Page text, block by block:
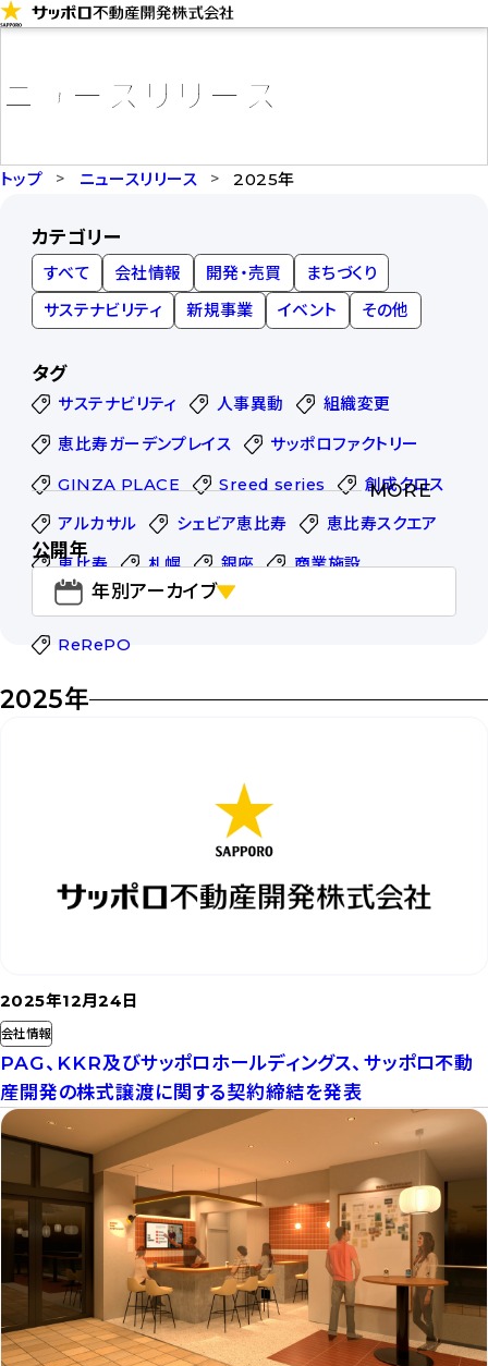
コ
に
ニュースリリース
トップ ニュースリリース 2025年
カテゴリー
すべて 会社情報 開発・売買
まちづくり
サステナビリティ
新規事業 イベント その他
タグ
サステナビリティ 人事異動 組織変更
恵比寿ガーデンプレイス サッポロファクトリー
GINZA PLACE Sreed series 創成クロス
アルカサル シェビア恵比寿 恵比寿スクエア
恵比寿 札幌 銀座 商業施設
オフィス スタートアップ
ReRePO
MORE
公開年
年別アーカイブ
2025年
PAG、KKR及びサッポロホールディングス、サッポロ不動
産開発の株式譲渡に関する契約締結を発表
2025年12月24日
会社情報
事